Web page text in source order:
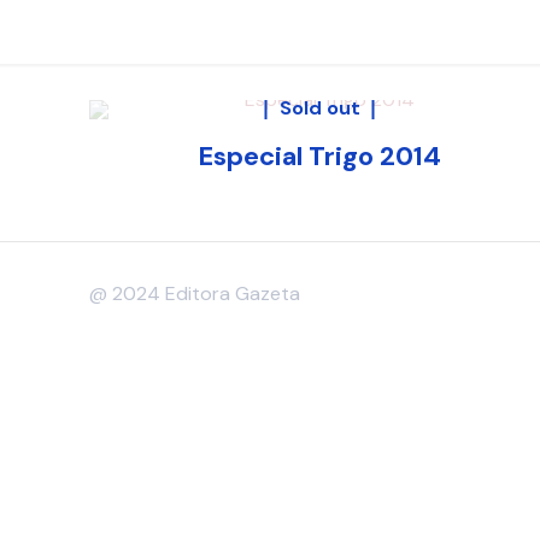
Sold out
Especial Trigo 2014
@ 2024 Editora Gazeta